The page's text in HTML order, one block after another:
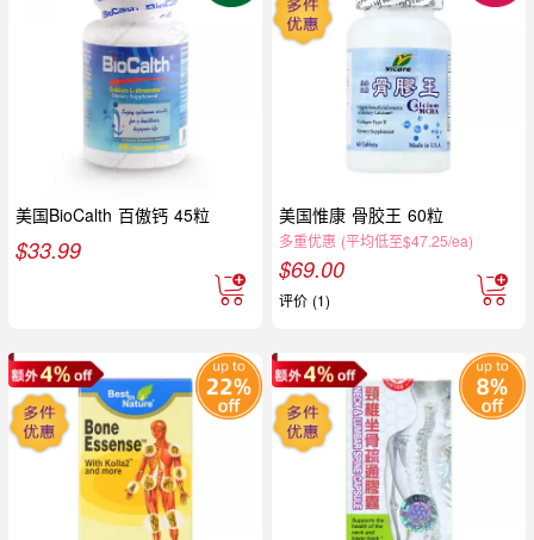
美国BioCalth 百傲钙 45粒
$33.99
美国惟康 骨胶王 60粒
多重优惠 (平均低至$47.25/ea)
$69.00
评价 (1)